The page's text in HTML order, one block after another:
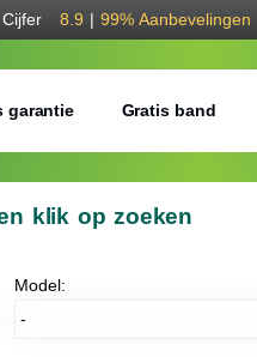
Cijfer 8.9 | 99% Aanbevelingen
garantie Gratis band
klik op zoeken
Model: